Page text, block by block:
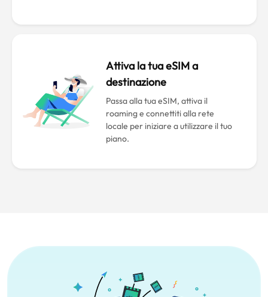
Attiva la tua eSIM a
destinazione
Passa alla tua eSIM, attiva il
roaming e connettiti alla rete
locale per iniziare a utilizzare il tuo
piano.